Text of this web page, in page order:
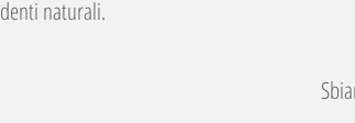
denti naturali.